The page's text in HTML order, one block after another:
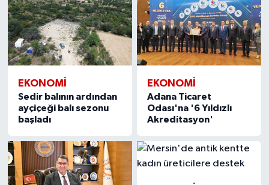
EKONOMİ
Sedir balının ardından
ayçiçeği balı sezonu
başladı
EKONOMİ
Adana Ticaret
Odası'na '6 Yıldızlı
Akreditasyon'